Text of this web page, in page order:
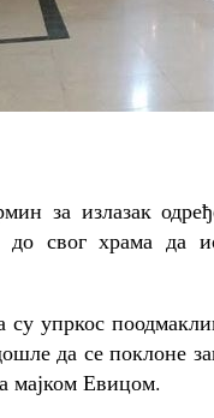
за излазак
свог храма да
су упркос
да се поклоне
мајком Евицом.